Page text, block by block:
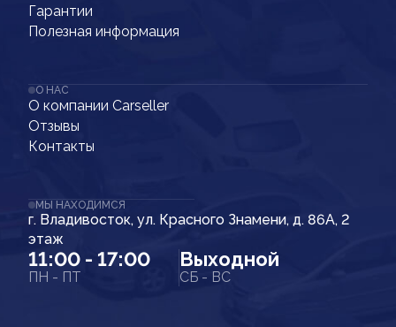
Гарантии
Полезная информация
О НАС
О компании Carseller
Отзывы
Контакты
МЫ НАХОДИМСЯ
г. Владивосток, ул. Красного Знамени, д. 86А, 2
этаж
11:00 - 17:00
ПН - ПТ
Выходной
СБ - ВС